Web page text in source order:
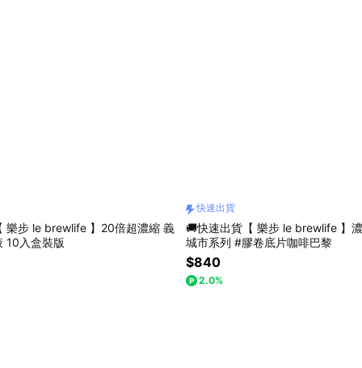
樂步 le brewlife 】20倍超濃縮 義
10入盒裝版
快速出貨
🚚快速出貨【 樂步 le brewlife 】
城市系列 #膠卷底片咖啡巴黎
$840
2.0%